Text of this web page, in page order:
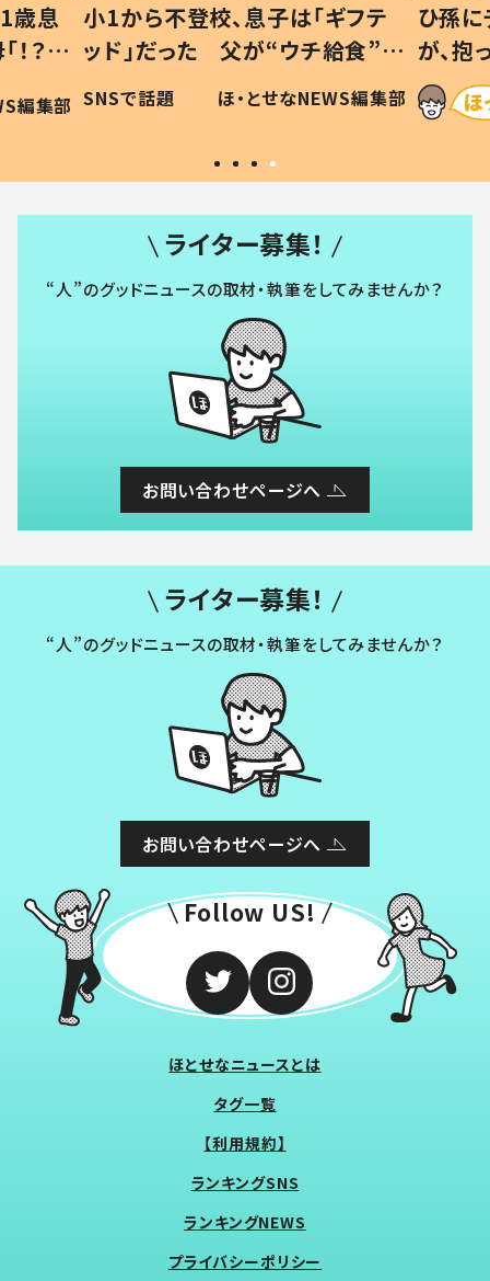
歳息
？」
編集部
小1から不登校、息子は「ギフテ
ッド」だった 父が“ウチ給食”を
作り続ける理由とは #令和の親
#令和の子
SNSで話題 ほ・とせなNEWS編集部
ひ孫
が、
「涙が
い」
ライター募集！
“人”のグッドニュースの取材・執筆をしてみませんか？
お問い合わせページへ
ライター募集！
“人”のグッドニュースの取材・執筆をしてみませんか？
お問い合わせページへ
Follow US!
ほとせなニュースとは
タグ一覧
【利用規約】
ランキングSNS
ランキングNEWS
プライバシーポリシー